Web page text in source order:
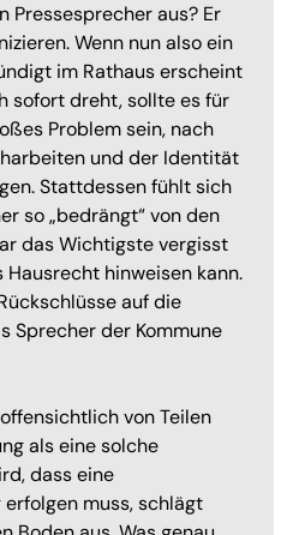
Pressesprecher aus? Er
Wenn nun also ein
im Rathaus erscheint
sofort dreht, sollte es für
Problem sein, nach
und der Identität
Stattdessen fühlt sich
so „bedrängt“ von den
das Wichtigste vergisst
hinweisen kann.
auf die
Sprecher der Kommune
von Teilen
als eine solche
dass eine
muss, schlägt